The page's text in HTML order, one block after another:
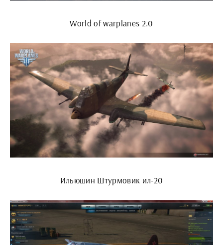
World of warplanes 2.0
Ильюшин Штурмовик ил-20